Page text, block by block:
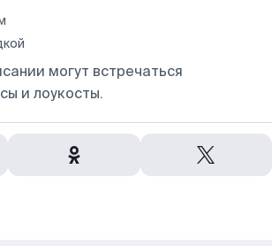
могут встречаться
и лоукосты.